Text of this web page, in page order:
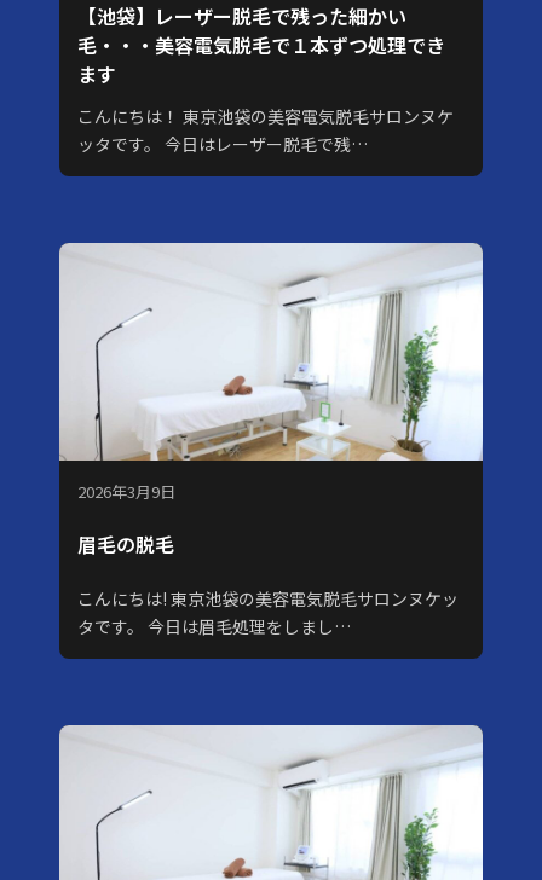
【池袋】レーザー脱毛で残った細かい
毛・・・美容電気脱毛で１本ずつ処理でき
ます
こんにちは！ 東京池袋の美容電気脱毛サロンヌケ
ッタです。 今日はレーザー脱毛で残…
2026年3月9日
眉毛の脱毛
こんにちは! 東京池袋の美容電気脱毛サロンヌケッ
タです。 今日は眉毛処理をしまし…